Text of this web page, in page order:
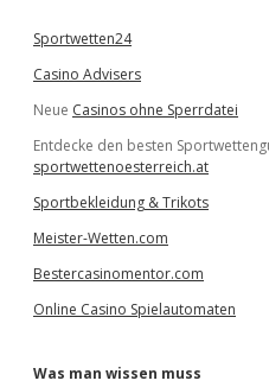
Sportwetten24
Casino Advisers
Neue Casinos ohne Sperrdatei
Entdecke den besten
sportwettenoesterreich.at
Sportbekleidung & Trikots
Meister-Wetten.com
Bestercasinomentor.com
Online Casino Spielautomaten
Was man wissen muss